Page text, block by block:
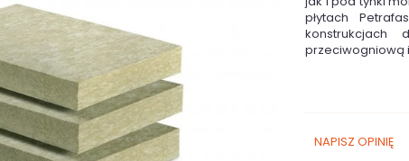
płytach
konstrukcjach
przeciwogniową
NAPISZ OPINIĘ